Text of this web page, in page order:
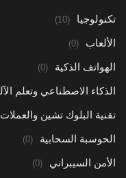
تكنولوجيا (10)
الألعاب (0)
الهواتف الذكية (0)
الذكاء الاصطناعي وتعلم
تقنية البلوك تشين
الحوسبة السحابية (0)
الأمن السيبراني (0)